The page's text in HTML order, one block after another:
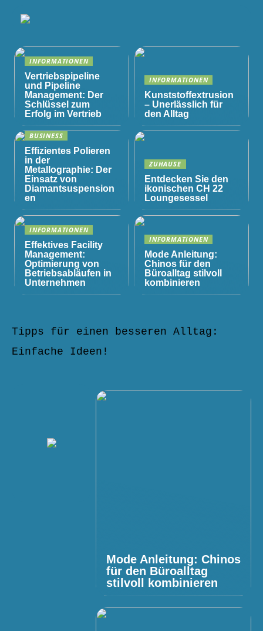
INFORMATIONEN
Vertriebspipeline
und Pipeline
Management: Der
Schlüssel zum
Erfolg im Vertrieb
INFORMATIONEN
Kunststoffextrusion
– Unerlässlich für
den Alltag
BUSINESS
Effizientes Polieren
in der
Metallographie: Der
Einsatz von
Diamantsuspension
en
ZUHAUSE
Entdecken Sie den
ikonischen CH 22
Loungesessel
INFORMATIONEN
Effektives Facility
Management:
Optimierung von
Betriebsabläufen in
Unternehmen
INFORMATIONEN
Mode Anleitung:
Chinos für den
Büroalltag stilvoll
kombinieren
Tipps für einen besseren Alltag:
Einfache Ideen!
Mode Anleitung: Chinos
für den Büroalltag
stilvoll kombinieren